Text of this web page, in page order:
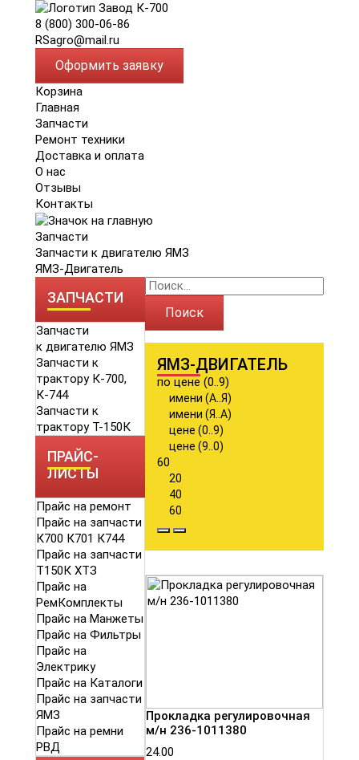
8 (800) 300-06-86
RSagro@mail.ru
Оформить заявку
Корзина
Главная
Запчасти
Ремонт техники
Доставка и оплата
О нас
Отзывы
Контакты
Запчасти
Запчасти к двигателю ЯМЗ
ЯМЗ-Двигатель
ЗАПЧАСТИ
Запчасти
к двигателю ЯМЗ
Запчасти к
трактору К-700,
К-744
Запчасти к
трактору Т-150К
ПРАЙС-
ЛИСТЫ
Прайс на ремонт
Прайс на запчасти
К700 К701 К744
Прайс на запчасти
Т150К ХТЗ
Прайс на
РемКомплекты
Прайс на Манжеты
Прайс на Фильтры
Прайс на
Электрику
Прайс на Каталоги
Прайс на запчасти
ЯМЗ
Прайс на ремни
РВД
Поиск
ЯМЗ-ДВИГАТЕЛЬ
по цене (0..9)
имени (А..Я)
имени (Я..А)
цене (0..9)
цене (9..0)
60
20
40
60
Прокладка регулировочная
м/н 236-1011380
24.00